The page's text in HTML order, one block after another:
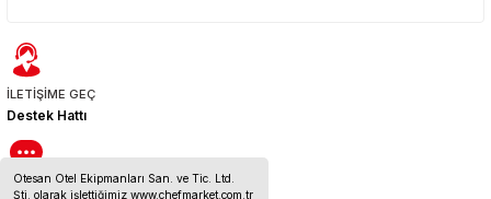
Otesan Otel Ekipmanları San. ve Tic. Ltd.
Şti. olarak işlettiğimiz www.chefmarket.com.tr
İLETİŞİME GEÇ
Destek Hattı
BİZE ULAŞIN